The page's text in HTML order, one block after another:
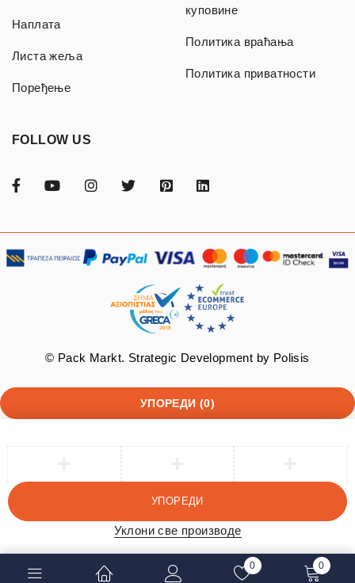
Наплата
Листа жеља
Поређење
куповине
Политика враћања
Политика приватности
FOLLOW US
© Pack Markt. Strategic Development by Polisis
0 0
УПОРЕДИ (0)
УПОРЕДИ
Уклони све производе